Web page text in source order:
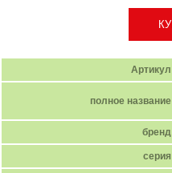
Артикул
полное название
бренд
серия